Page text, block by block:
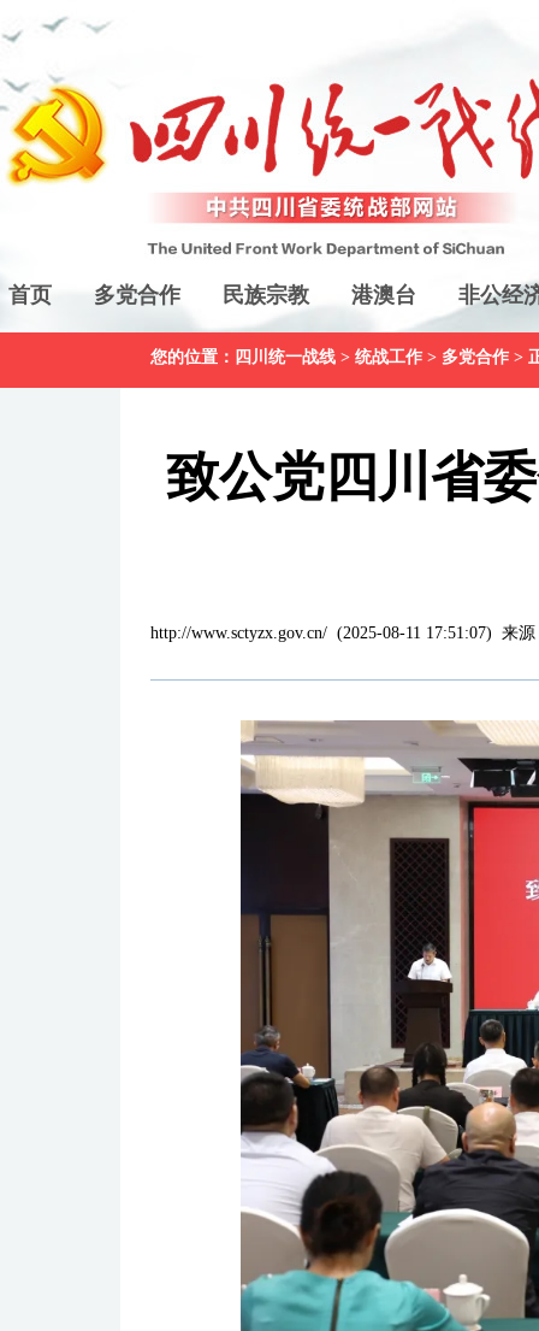
首页 多党合作 民族宗教 港澳台 非公经
您的位置： 四川统一战线 > 统战工作 > 多党合作 >
致公党四川省
http://www.sctyzx.gov.cn/ (2025-08-11 17:51:07) 来源